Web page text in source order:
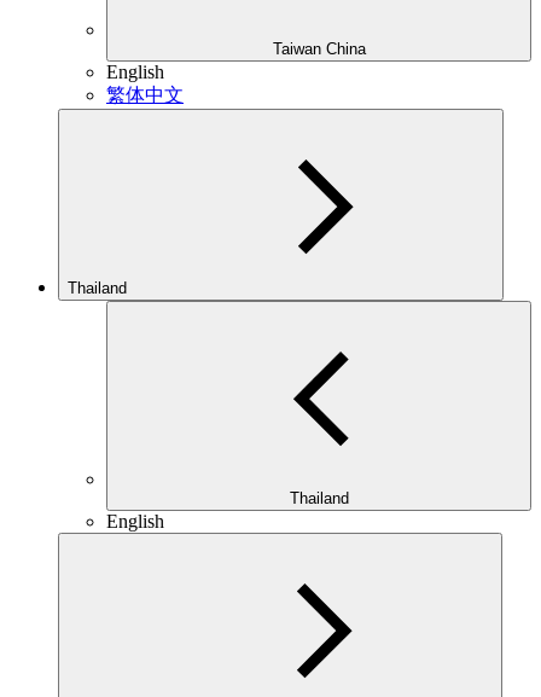
Taiwan China
English
繁体中文
Thailand
Thailand
English